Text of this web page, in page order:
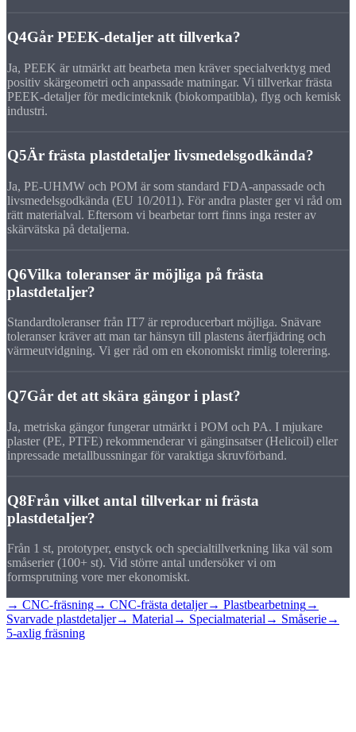
Q4Går PEEK-detaljer att tillverka?
Ja, PEEK är utmärkt att bearbeta men kräver specialverktyg med
positiv skärgeometri och anpassade matningar. Vi tillverkar frästa
PEEK-detaljer för medicinteknik (biokompatibla), flyg och kemisk
industri.
Q5Är frästa plastdetaljer livsmedelsgodkända?
Ja, PE-UHMW och POM är som standard FDA-anpassade och
livsmedelsgodkända (EU 10/2011). För andra plaster ger vi råd om
rätt materialval. Eftersom vi bearbetar torrt finns inga rester av
skärvätska på detaljerna.
Q6Vilka toleranser är möjliga på frästa
plastdetaljer?
Standardtoleranser från IT7 är reproducerbart möjliga. Snävare
toleranser kräver att man tar hänsyn till plastens återfjädring och
värmeutvidgning. Vi ger råd om en ekonomiskt rimlig tolerering.
Q7Går det att skära gängor i plast?
Ja, metriska gängor fungerar utmärkt i POM och PA. I mjukare
plaster (PE, PTFE) rekommenderar vi gänginsatser (Helicoil) eller
inpressade metallbussningar för varaktiga skruvförband.
Q8Från vilket antal tillverkar ni frästa
plastdetaljer?
Från 1 st, prototyper, enstyck och specialtillverkning lika väl som
småserier (100+ st). Vid större antal undersöker vi om
formsprutning vore mer ekonomiskt.
→ CNC-fräsning→ CNC-frästa detaljer→ Plastbearbetning→
Svarvade plastdetaljer→ Material → Specialmaterial → Småserie→
5-axlig fräsning